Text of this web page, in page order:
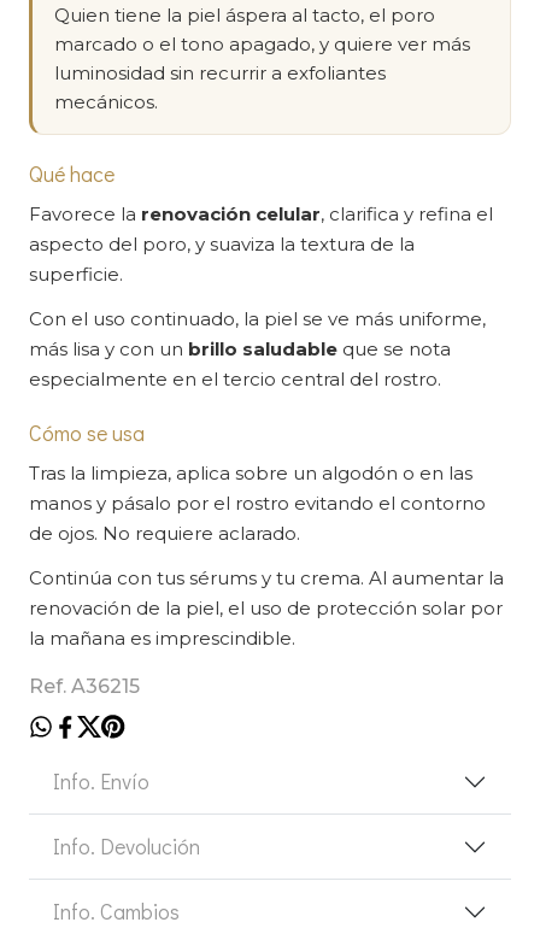
Quien tiene la piel áspera al tacto, el poro
marcado o el tono apagado, y quiere ver más
luminosidad sin recurrir a exfoliantes
mecánicos.
Qué hace
Favorece la renovación celular, clarifica y refina el
aspecto del poro, y suaviza la textura de la
superficie.
Con el uso continuado, la piel se ve más uniforme,
más lisa y con un brillo saludable que se nota
especialmente en el tercio central del rostro.
Cómo se usa
Tras la limpieza, aplica sobre un algodón o en las
manos y pásalo por el rostro evitando el contorno
de ojos. No requiere aclarado.
Continúa con tus sérums y tu crema. Al aumentar la
renovación de la piel, el uso de protección solar por
la mañana es imprescindible.
Ref. A36215
Info. Envío
Info. Devolución
Info. Cambios